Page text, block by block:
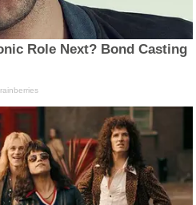
Role Next? Bond Casting